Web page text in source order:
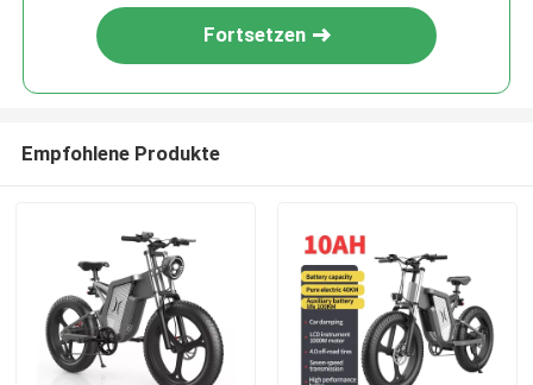
Fortsetzen
Empfohlene Produkte